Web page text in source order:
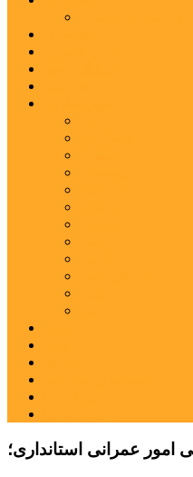
امور عمرانی استانداری؛